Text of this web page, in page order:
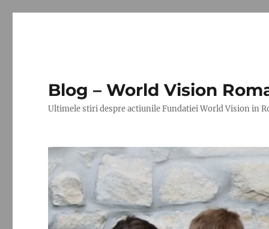
Blog – World Vision
Ultimele stiri despre actiunile Fundatiei World Vision in